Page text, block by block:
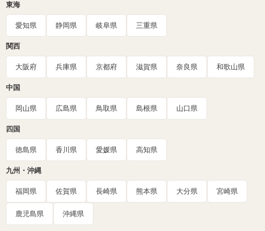
東海
愛知県 静岡県 岐阜県 三重県
関西
大阪府 兵庫県 京都府 滋賀県 奈良県 和歌山県
中国
岡山県 広島県 鳥取県 島根県 山口県
四国
徳島県 香川県 愛媛県 高知県
九州・沖縄
福岡県 佐賀県 長崎県 熊本県 大分県 宮崎県
鹿児島県 沖縄県